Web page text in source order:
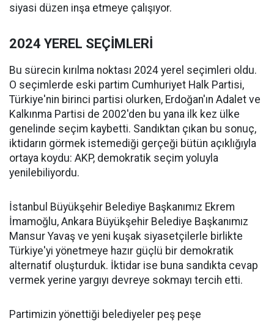
siyasi düzen inşa etmeye çalışıyor.
2024 YEREL SEÇİMLERİ
Bu sürecin kırılma noktası 2024 yerel seçimleri oldu.
O seçimlerde eski partim Cumhuriyet Halk Partisi,
Türkiye'nin birinci partisi olurken, Erdoğan'ın Adalet ve
Kalkınma Partisi de 2002'den bu yana ilk kez ülke
genelinde seçim kaybetti. Sandıktan çıkan bu sonuç,
iktidarın görmek istemediği gerçeği bütün açıklığıyla
ortaya koydu: AKP, demokratik seçim yoluyla
yenilebiliyordu.
İstanbul Büyükşehir Belediye Başkanımız Ekrem
İmamoğlu, Ankara Büyükşehir Belediye Başkanımız
Mansur Yavaş ve yeni kuşak siyasetçilerle birlikte
Türkiye'yi yönetmeye hazır güçlü bir demokratik
alternatif oluşturduk. İktidar ise buna sandıkta cevap
vermek yerine yargıyı devreye sokmayı tercih etti.
Partimizin yönettiği belediyeler peş peşe